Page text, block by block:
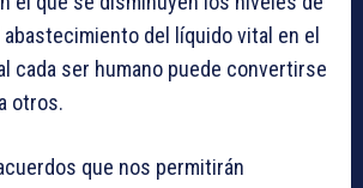
del líquido vital en el
cada ser humano puede convertirse
otros.
que nos permitirán